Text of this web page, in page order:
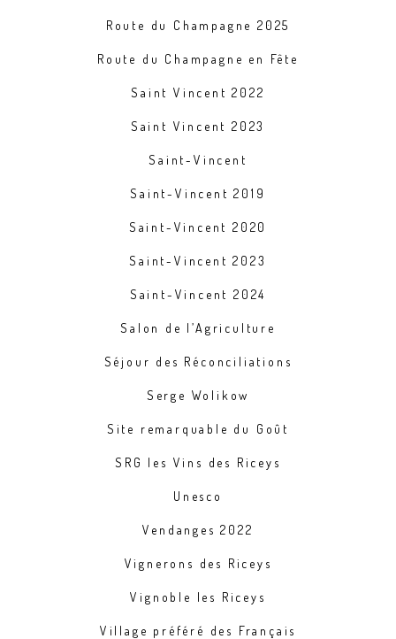
Route du Champagne 2025
Route du Champagne en Fête
Saint Vincent 2022
Saint Vincent 2023
Saint-Vincent
Saint-Vincent 2019
Saint-Vincent 2020
Saint-Vincent 2023
Saint-Vincent 2024
Salon de l’Agriculture
Séjour des Réconciliations
Serge Wolikow
Site remarquable du Goût
SRG les Vins des Riceys
Unesco
Vendanges 2022
Vignerons des Riceys
Vignoble les Riceys
Village préféré des Français